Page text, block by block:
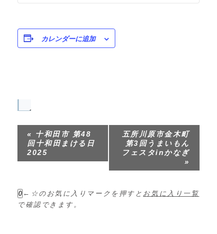
カレンダーに追加
イ
ベ
ン
ト
ゲ
ー
« 十和田市 第48
回十和田まける日
2025
五所川原市金木町
第3回うまいもん
フェスタinかなぎ
»
0 ←☆のお気に入りマークを押すと お気に入り一覧
で確認できます。